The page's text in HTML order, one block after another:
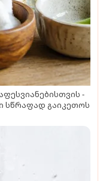
-
სწრაფად გაიკეთოს